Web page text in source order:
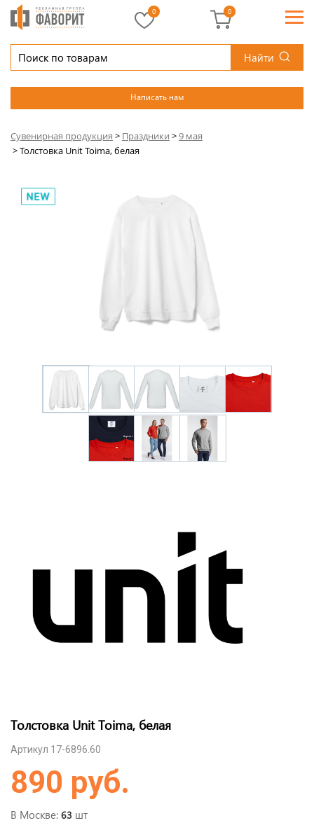
Найти
Написать нам
0 0
Сувенирная продукция > Праздники >9 мая
>Толстовка Unit Toima, белая
Толстовка Unit Toima, белая
Артикул 17-6896.60
890 руб.
В Москве: 63 шт